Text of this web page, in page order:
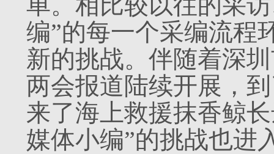
编”的每一个采编流程
新的挑战。伴随着深
两会报道陆续开展，
来了海上救援抹香鲸
媒体小编”的挑战也进